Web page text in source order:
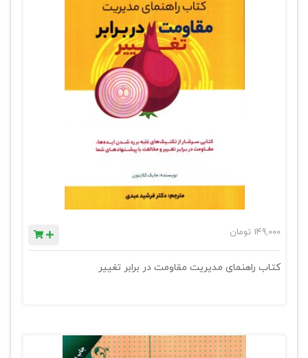
149,000 تومان
کتاب راهنمای مدیریت مقاومت در برابر تغییر